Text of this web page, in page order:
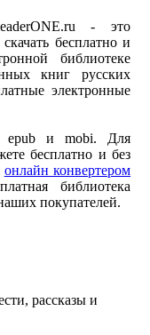
- это
бесплатно и
библиотеке
книг русских
электронные
epub и mobi. Для
бесплатно и без
онлайн конвертером
библиотека
покупателей.
рассказы и